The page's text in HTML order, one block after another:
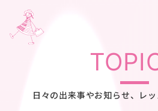
日々の出来事やお知らせ、レ